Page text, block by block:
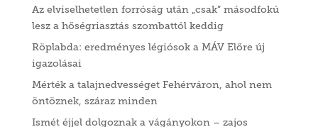
Az elviselhetetlen forróság után „csak” másodfokú
lesz a hőségriasztás szombattól keddig
Röplabda: eredményes légiósok a MÁV Előre új
igazolásai
Mérték a talajnedvességet Fehérváron, ahol nem
öntöznek, száraz minden
Ismét éjjel dolgoznak a vágányokon – zajos